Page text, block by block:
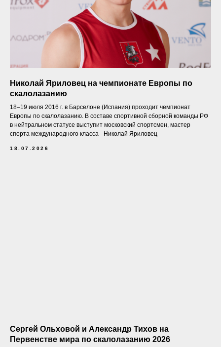
Николай Яриловец на чемпионате Европы по
скалолазанию
18–19 июля 2016 г. в Барселоне (Испания) проходит чемпионат
Европы по скалолазанию. В составе спортивной сборной команды РФ
в нейтральном статусе выступит московский спортсмен, мастер
спорта международного класса - Николай Яриловец
18.07.2026
Сергей Ольховой и Александр Тихов на
Первенстве мира по скалолазанию 2026